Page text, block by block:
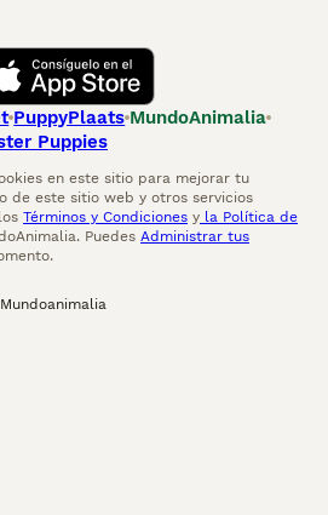
PuppyPlaats MundoAnimalia
Puppies
en este sitio para mejorar tu
de este sitio web y otros servicios
Términos y Condiciones y la Política de
Puedes Administrar tus
Mundoanimalia